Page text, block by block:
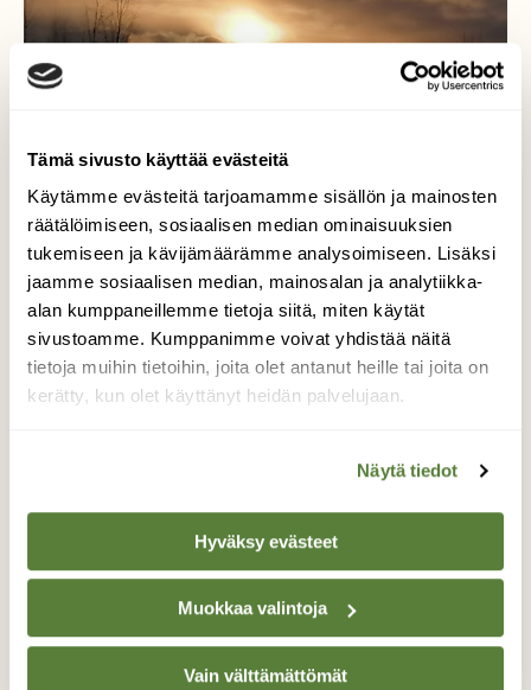
Tämä sivusto käyttää evästeitä
Käytämme evästeitä tarjoamamme sisällön ja mainosten
räätälöimiseen, sosiaalisen median ominaisuuksien
tukemiseen ja kävijämäärämme analysoimiseen. Lisäksi
jaamme sosiaalisen median, mainosalan ja analytiikka-
alan kumppaneillemme tietoja siitä, miten käytät
sivustoamme. Kumppanimme voivat yhdistää näitä
tietoja muihin tietoihin, joita olet antanut heille tai joita on
kerätty, kun olet käyttänyt heidän palvelujaan.
Näytä tiedot
Hyväksy evästeet
Muokkaa valintoja
Vain välttämättömät
Aurinko ja pilvet
Vaikuttava ilma, aurinko pilvien takana
TAKAISIN LISTAAN